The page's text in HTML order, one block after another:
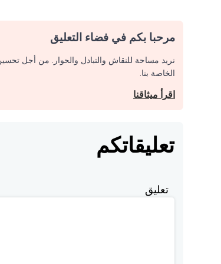
مرحبا بكم في فضاء التعليق
نريد مساحة للنقاش والتبادل والحوار. من أجل
الخاصة بنا.
اقرأ ميثاقنا
تعليقاتكم
تعليق